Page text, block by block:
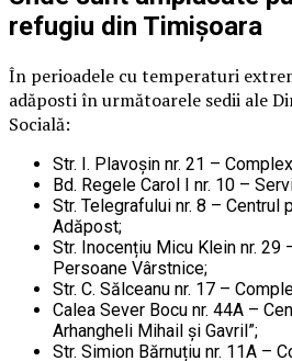
refugiu din Timișoara
În perioadele cu temperaturi
adăposti în următoarele sedii ale
Socială:
Str. I. Plavoșin nr. 21 –
Bd. Regele Carol I nr. 10 –
Str. Telegrafului nr. 8 – Centrul
Adăpost;
Str. Inocențiu Micu Klein nr. 29
Persoane Vârstnice;
Str. C. Sălceanu nr. 17 –
Calea Sever Bocu nr. 44A –
Arhangheli Mihail și Gavril”;
Str. Simion Bărnuțiu nr. 11A –